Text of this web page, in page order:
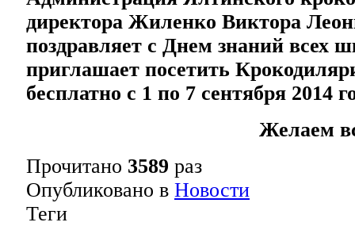
директора Жиленко Виктора
поздравляет с Днем знаний всех
приглашает посетить
бесплатно с 1 по 7 сентября 2014
Желаем
Прочитано 3589 раз
Опубликовано в Новости
Теги